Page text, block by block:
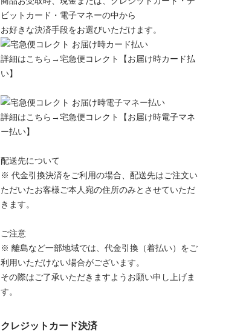
ビットカード・電子マネーの中から
お好きな決済手段をお選びいただけます。
詳細はこちら→宅急便コレクト【お届け時カード払
い】
詳細はこちら→宅急便コレクト【お届け時電子マネ
ー払い】
配送先について
※ 代金引換決済をご利用の場合、配送先はご注文い
ただいたお客様ご本人宛の住所のみとさせていただ
きます。
ご注意
※ 離島など一部地域では、代金引換（着払い）をご
利用いただけない場合がございます。
その際はご了承いただきますようお願い申し上げま
す。
クレジットカード決済